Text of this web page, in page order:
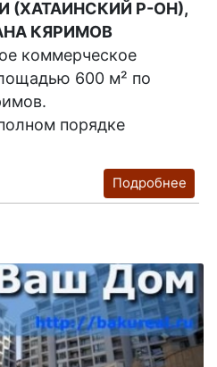
(ХАТАИНСКИЙ Р-ОН),
КЯРИМОВ
коммерческое
600 м² по
порядке
Подробнее